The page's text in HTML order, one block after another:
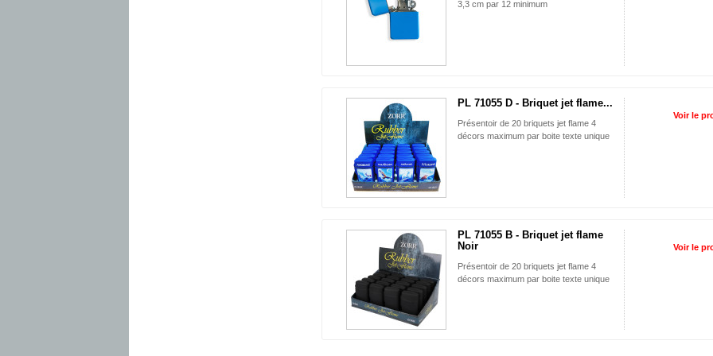
3,3 cm par 12 minimum
PL 71055 D - Briquet jet flame...
Présentoir de 20 briquets jet flame 4
décors maximum par boite texte unique
Voir le
PL 71055 B - Briquet jet flame
Noir
Présentoir de 20 briquets jet flame 4
décors maximum par boite texte unique
Voir le